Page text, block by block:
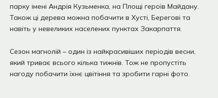
парку імені Андрія Кузьменка, на Площі героїв Майдану.
Також ці дерева можна побачити в Хусті, Берегові та
навіть у невеликих населених пунктах Закарпаття.
Сезон магнолій – один із найкрасивіших періодів весни,
який триває всього кілька тижнів. Тож не пропустіть
нагоду побачити їхнє цвітіння та зробити гарні фото.